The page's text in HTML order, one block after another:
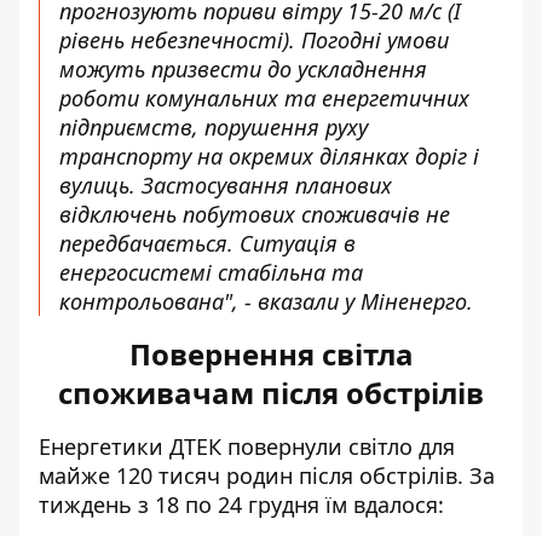
прогнозують пориви вітру 15-20 м/с (I
рівень небезпечності). Погодні умови
можуть призвести до ускладнення
роботи комунальних та енергетичних
підприємств, порушення руху
транспорту на окремих ділянках доріг і
вулиць. Застосування планових
відключень побутових споживачів не
передбачається. Ситуація в
енергосистемі стабільна та
контрольована", - вказали у Міненерго.
Повернення світла
споживачам після обстрілів
Енергетики ДТЕК повернули світло для
майже 120 тисяч родин після обстрілів. За
тиждень з 18 по 24 грудня їм вдалося: